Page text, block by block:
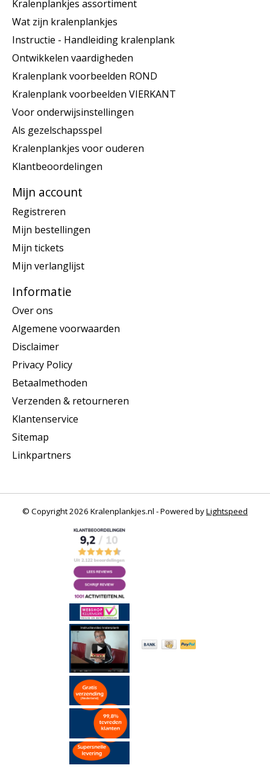
Kralenplankjes assortiment
Wat zijn kralenplankjes
Instructie - Handleiding kralenplank
Ontwikkelen vaardigheden
Kralenplank voorbeelden ROND
Kralenplank voorbeelden VIERKANT
Voor onderwijsinstellingen
Als gezelschapsspel
Kralenplankjes voor ouderen
Klantbeoordelingen
Mijn account
Registreren
Mijn bestellingen
Mijn tickets
Mijn verlanglijst
Informatie
Over ons
Algemene voorwaarden
Disclaimer
Privacy Policy
Betaalmethoden
Verzenden & retourneren
Klantenservice
Sitemap
Linkpartners
© Copyright 2026 Kralenplankjes.nl - Powered byLightspeed